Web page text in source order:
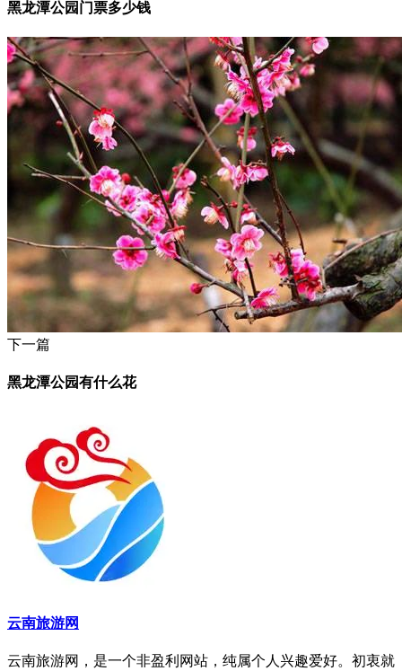
黑龙潭公园门票多少钱
下一篇
黑龙潭公园有什么花
云南旅游网
云南旅游网，是一个非盈利网站，纯属个人兴趣爱好。初衷就